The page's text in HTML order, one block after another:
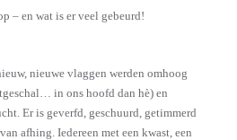
– en wat is er veel gebeurd!
nieuwe vlaggen werden omhoog
in ons hoofd dan hè) en
Er is geverfd, geschuurd, getimmerd
afhing. Iedereen met een kwast, een